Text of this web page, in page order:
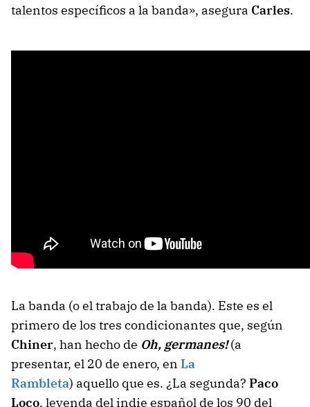
talentos específicos a la banda», asegura Carles.
La banda (o el trabajo de la banda). Este es el
primero de los tres condicionantes que, según
Chiner, han hecho de Oh, germanes!(a
presentar, el 20 de enero, en La
Rambleta) aquello que es. ¿La segunda? Paco
Loco, leyenda del indie español de los 90 del